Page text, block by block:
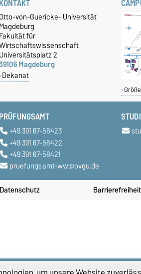
KONTAKT
Otto-von-Guericke- Universität
Magdeburg
Fakultät für
Universitätsplatz 2
Magdeburg
Dekanat
PRÜFUNGSAMT
+49 391 67-58423
+49 391 67-58422
+49 391 67-58421
pruefungsamt-ww@ovgu.de
Datenschutz Barrierefreiheit